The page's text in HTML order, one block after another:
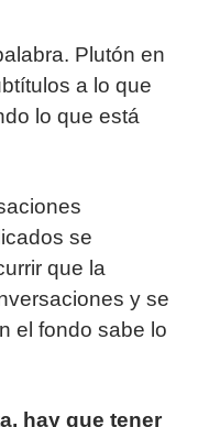
Plutón en
a lo que
lo que está
se
que la
y se
el fondo sabe lo
hay que tener